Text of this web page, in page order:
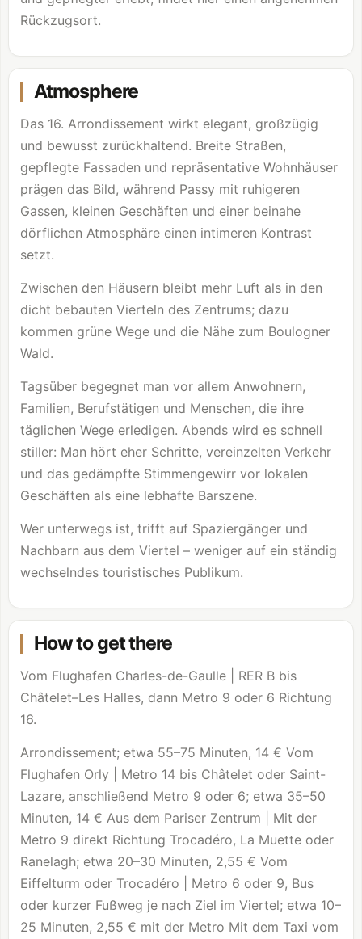
Rückzugsort.
Atmosphere
Das 16. Arrondissement wirkt elegant, großzügig
und bewusst zurückhaltend. Breite Straßen,
gepflegte Fassaden und repräsentative Wohnhäuser
prägen das Bild, während Passy mit ruhigeren
Gassen, kleinen Geschäften und einer beinahe
dörflichen Atmosphäre einen intimeren Kontrast
setzt.
Zwischen den Häusern bleibt mehr Luft als in den
dicht bebauten Vierteln des Zentrums; dazu
kommen grüne Wege und die Nähe zum Boulogner
Wald.
Tagsüber begegnet man vor allem Anwohnern,
Familien, Berufstätigen und Menschen, die ihre
täglichen Wege erledigen. Abends wird es schnell
stiller: Man hört eher Schritte, vereinzelten Verkehr
und das gedämpfte Stimmengewirr vor lokalen
Geschäften als eine lebhafte Barszene.
Wer unterwegs ist, trifft auf Spaziergänger und
Nachbarn aus dem Viertel – weniger auf ein ständig
wechselndes touristisches Publikum.
How to get there
Vom Flughafen Charles-de-Gaulle | RER B bis
Châtelet–Les Halles, dann Metro 9 oder 6 Richtung
16.
Arrondissement; etwa 55–75 Minuten, 14 € Vom
Flughafen Orly | Metro 14 bis Châtelet oder Saint-
Lazare, anschließend Metro 9 oder 6; etwa 35–50
Minuten, 14 € Aus dem Pariser Zentrum | Mit der
Metro 9 direkt Richtung Trocadéro, La Muette oder
Ranelagh; etwa 20–30 Minuten, 2,55 € Vom
Eiffelturm oder Trocadéro | Metro 6 oder 9, Bus
oder kurzer Fußweg je nach Ziel im Viertel; etwa 10–
25 Minuten, 2,55 € mit der Metro Mit dem Taxi vom